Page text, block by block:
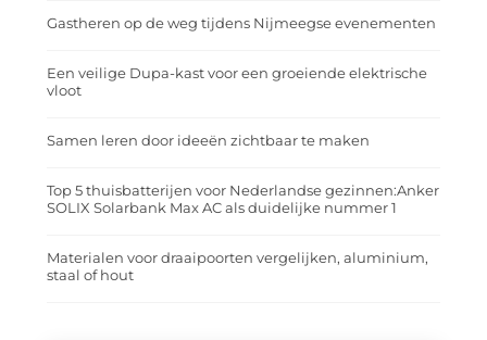
Gastheren op de weg tijdens Nijmeegse evenementen
Een veilige Dupa-kast voor een groeiende elektrische
vloot
Samen leren door ideeën zichtbaar te maken
Top 5 thuisbatterijen voor Nederlandse gezinnen:Anker
SOLIX Solarbank Max AC als duidelijke nummer 1
Materialen voor draaipoorten vergelijken, aluminium,
staal of hout